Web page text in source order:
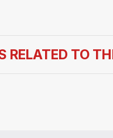
RELATED TO